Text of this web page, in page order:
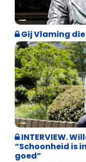
Weekblad 't
Gij Vlaming
Weekblad 't
INTERVIEW.
“Schoonheid is
goed”